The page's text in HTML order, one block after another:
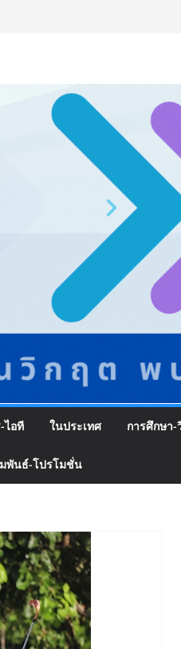
ไอที ในประเทศ การศึกษา
พันธ์-โปรโมชั่น